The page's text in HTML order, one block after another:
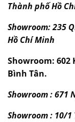
Thành phố Hồ
Showroom: 235
Hồ Chí Minh
Showroom: 602
Bình Tân.
Showroom : 671
Showroom : 10/1